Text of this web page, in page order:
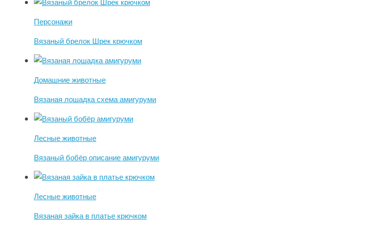
Персонажи
Вязаный брелок Шрек крючком
Домашние животные
Вязаная лошадка схема амигуруми
Лесные животные
Вязаный бобёр описание амигуруми
Лесные животные
Вязаная зайка в платье крючком